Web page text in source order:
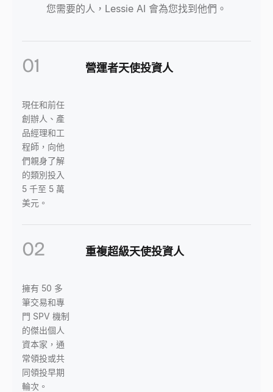
您需要的人，Lessie AI 會為您找到他們。
01 營運者天使投資人
現任和前任
創辦人、產
品經理和工
程師，向他
們親身了解
的類別投入
5 千至 5 萬
美元。
02 重複超級天使投資人
擁有 50 多
筆交易和專
門 SPV 機制
的傑出個人
資本家，通
常領投或共
同領投早期
輪次。